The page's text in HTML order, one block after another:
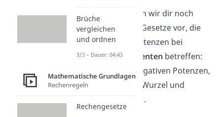
Abschließend stellen wir dir noch
einige Exponenten Gesetze vor, die
das Rechnen mit Potenzen bei
besonderenExponenten betreffen:
das Rechnen mit negativen Potenzen,
Potenzgesetze der Wurzel und
Exponenten 0 und 1.
Brüche
vergleichen
und ordnen
3/3 – Dauer: 04:43
Mathematische Grundlagen
Rechenregeln
Rechengesetze